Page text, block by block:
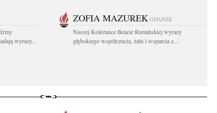
wyrazy...
ZOFIA MAZUREK GDAŃSK
Naszej Koleżance Beacie Rumińskiej wyrazy
głębokiego współczucia, żalu i wsparcia z...